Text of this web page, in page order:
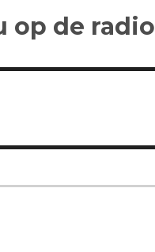
op de radio